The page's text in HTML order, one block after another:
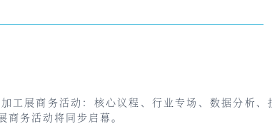
工展商务活动：核心议程、行业专场、数据分析
务活动将同步启幕。